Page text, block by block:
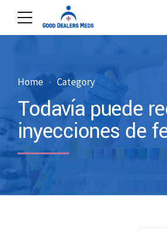
Home Category
Todavía puede
inyecciones de